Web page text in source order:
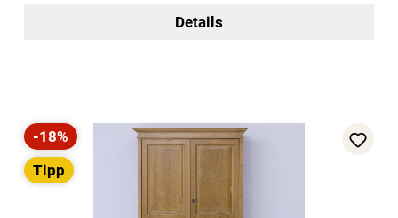
Details
Rabatt
-18%
Tipp